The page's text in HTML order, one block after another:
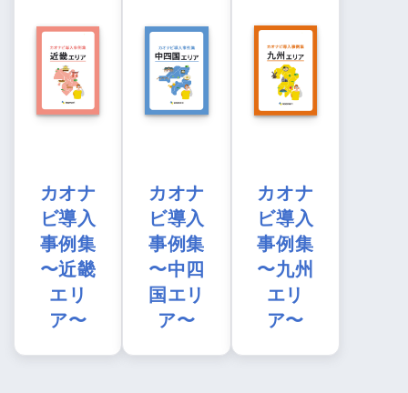
カオナ
ビ導入
事例集
〜近畿
エリ
ア〜
カオナ
ビ導入
事例集
〜中四
国エリ
ア〜
カオナ
ビ導入
事例集
〜九州
エリ
ア〜